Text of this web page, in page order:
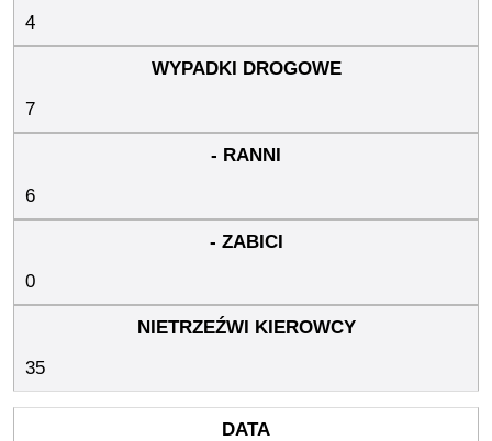
4
7
6
0
35